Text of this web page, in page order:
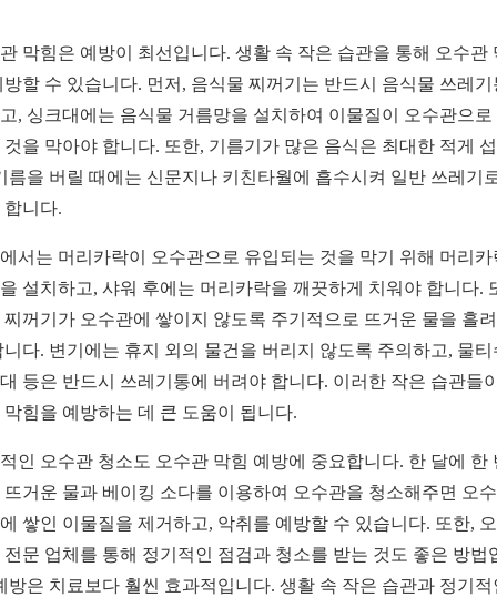
막힘은 예방이 최선입니다. 생활 속 작은 습관을 통해 오수관
방할 수 있습니다. 먼저, 음식물 찌꺼기는 반드시 음식물 쓰레기
, 싱크대에는 음식물 거름망을 설치하여 이물질이 오수관으로
것을 막아야 합니다. 또한, 기름기가 많은 음식은 최대한 적게
름을 버릴 때에는 신문지나 키친타월에 흡수시켜 일반 쓰레기
합니다.
서는 머리카락이 오수관으로 유입되는 것을 막기 위해 머리카
설치하고, 샤워 후에는 머리카락을 깨끗하게 치워야 합니다.
찌꺼기가 오수관에 쌓이지 않도록 주기적으로 뜨거운 물을 흘
니다. 변기에는 휴지 외의 물건을 버리지 않도록 주의하고, 물티
등은 반드시 쓰레기통에 버려야 합니다. 이러한 작은 습관들
막힘을 예방하는 데 큰 도움이 됩니다.
인 오수관 청소도 오수관 막힘 예방에 중요합니다. 한 달에 한
뜨거운 물과 베이킹 소다를 이용하여 오수관을 청소해주면 오
쌓인 이물질을 제거하고, 악취를 예방할 수 있습니다. 또한,
전문 업체를 통해 정기적인 점검과 청소를 받는 것도 좋은 방법
방은 치료보다 훨씬 효과적입니다. 생활 속 작은 습관과 정기적